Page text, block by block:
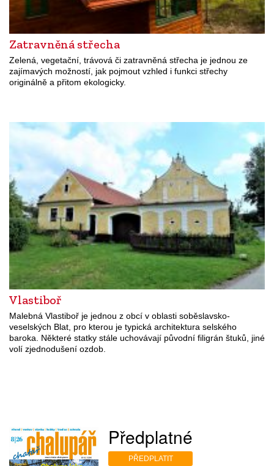
Zatravněná střecha
Zelená, vegetační, trávová či zatravněná střecha je jednou ze
zajímavých možností, jak pojmout vzhled i funkci střechy
originálně a přitom ekologicky.
Vlastiboř
Malebná Vlastiboř je jednou z obcí v oblasti soběslavsko-
veselských Blat, pro kterou je typická architektura selského
baroka. Některé statky stále uchovávají původní filigrán štuků, jiné
volí zjednodušení ozdob.
Předplatné
PŘEDPLATIT